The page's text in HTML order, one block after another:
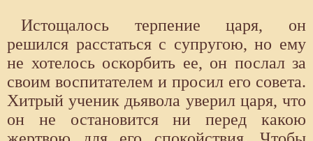
Истощалось терпение царя, он
решился расстаться с супругою, но ему
не хотелось оскорбить ее, он послал за
своим воспитателем и просил его совета.
Хитрый ученик дьявола уверил царя, что
он не остановится ни перед какою